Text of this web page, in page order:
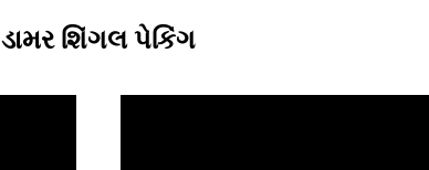
ડામર શિંગલ પેકિંગ